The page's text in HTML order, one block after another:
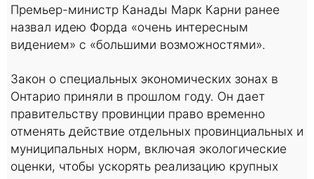
Премьер-министр Канады Марк Карни ранее
назвал идею Форда «очень интересным
видением» с «большими возможностями».
Закон о специальных экономических зонах в
Онтарио приняли в прошлом году. Он дает
правительству провинции право временно
отменять действие отдельных провинциальных и
муниципальных норм, включая экологические
оценки, чтобы ускорять реализацию крупных